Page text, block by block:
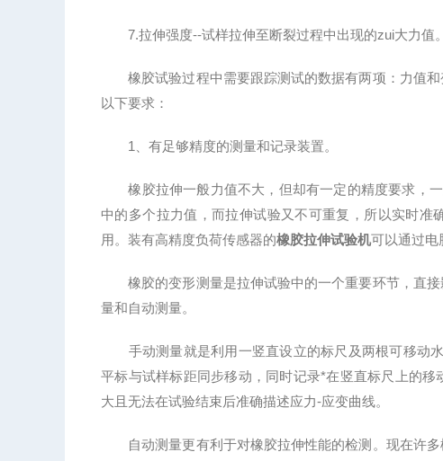
7.拉伸强度--试样拉伸至断裂过程中出现的zui大力值。
橡胶试验过程中需要跟踪测试的数据有两项：力值和
以下要求：
1、有足够精度的测量和记录装置。
橡胶拉伸一般力值不大，但却有一定的精度要求，一
中的多个拉力值，而拉伸试验又不可重复，所以实时
用。装有高精度负荷传感器的橡胶拉伸试验机可以通过电
橡胶的变形测量是拉伸试验中的一个重要环节，直接
量和自动测量。
手动测量就是利用一竖直设立的标尺及两根可移动
平标与试样标距同步移动，同时记录*在竖直标尺上的
大且无法在试验结束后准确描述应力-应变曲线。
自动测量更有利于对橡胶拉伸性能的检测。现在许多